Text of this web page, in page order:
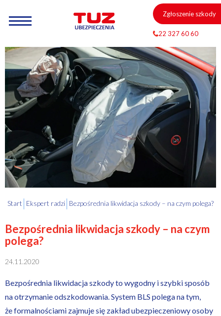
Zgłoszenie szkody
22 327 60 60
Start Ekspert radzi Bezpośrednia likwidacja szkody – na czym polega?
Bezpośrednia likwidacja szkody – na czym
polega?
24.11.2020
Bezpośrednia likwidacja szkody to wygodny i szybki sposób
na otrzymanie odszkodowania. System BLS polega na tym,
że formalnościami zajmuje się zakład ubezpieczeniowy osoby